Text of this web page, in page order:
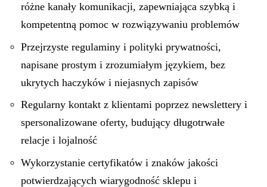
różne kanały komunikacji, zapewniająca szybką i
kompetentną pomoc w rozwiązywaniu problemów
Przejrzyste regulaminy i polityki prywatności,
napisane prostym i zrozumiałym językiem, bez
ukrytych haczyków i niejasnych zapisów
Regularny kontakt z klientami poprzez newslettery i
spersonalizowane oferty, budujący długotrwałe
relacje i lojalność
Wykorzystanie certyfikatów i znaków jakości
potwierdzających wiarygodność sklepu i